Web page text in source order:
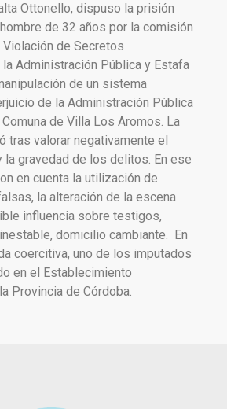
Ottonello, dispuso la prisión
de 32 años por la comisión
de Secretos
Administración Pública y Estafa
de un sistema
de la Administración Pública
de Villa Los Aromos. La
tras valorar negativamente el
gravedad de los delitos. En ese
en cuenta la utilización de
la alteración de la escena
influencia sobre testigos,
domicilio cambiante. En
coercitiva, uno de los imputados
en el Establecimiento
Provincia de Córdoba.